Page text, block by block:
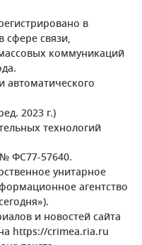
в
сфере связи,
коммуникаций
автоматического
2023 г.)
технологий
ФС77-57640.
унитарное
агентство
и новостей сайта
https://crimea.ria.ru